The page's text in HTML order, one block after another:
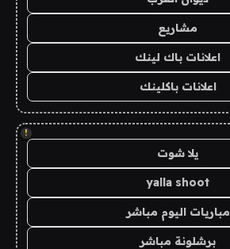
مشاريع
اعلانات باك لينك
اعلانات باكلينك
!
يلا شوت
yalla shoot
مباريات اليوم مباشر
برشلونة مباشر